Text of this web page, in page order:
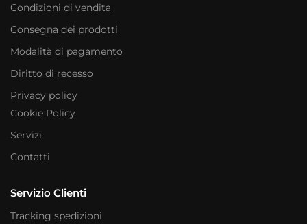
Condizioni di vendita
Consegna dei prodotti
Modalità di pagamento
Diritto di recesso
Privacy policy
Cookie Policy
Servizi
Contatti
Servizio Clienti
Tracking spedizioni